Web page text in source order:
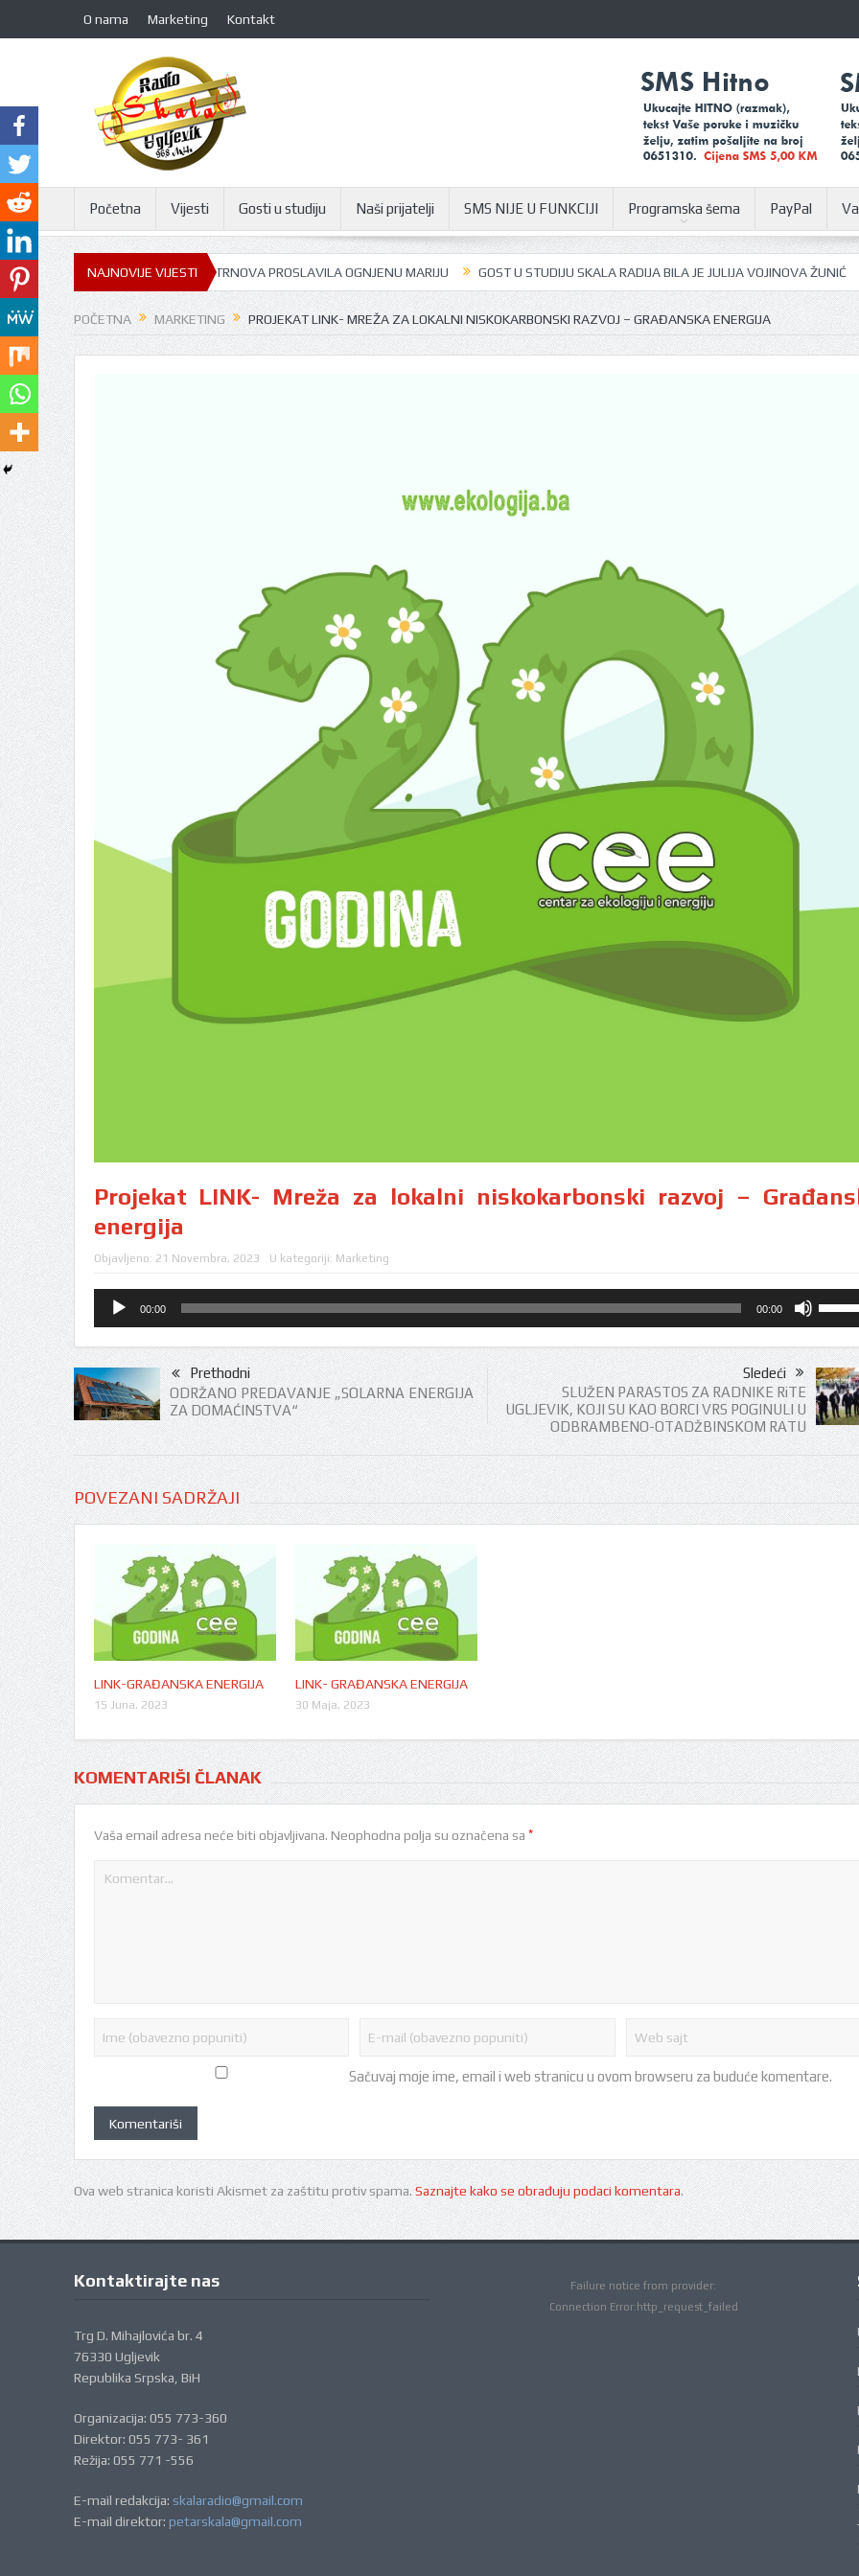
O nama Marketing Kontakt
Početna Vijesti Gosti u studiju Naši prijatelji SMS NIJE U FUNKCIJI Programska šema PayPal
NAJNOVIJE VIJESTI
FILIPA VIŠNJIĆA: GORNJA TRNOVA PROSLAVILA OGNJENU MARIJU GOST U STUDIJU SKALA RADIJA BILA JE JULIJA VOJINOVA ŽUNIĆ U
POČETNA MARKETING PROJEKAT LINK- MREŽA ZA LOKALNI NISKOKARBONSKI RAZVOJ – GRAĐANSKA ENERGIJA
Projekat LINK- Mreža za lokalni niskokarbonski razvoj –
energija
Objavljeno: 21 Novembra, 2023 U kategoriji: Marketing
Audio
Player
00:00 00:00
za
ili
tona.
Prethodni
ODRŽANO PREDAVANJE „SOLARNA ENERGIJA
ZA DOMAĆINSTVA“
Sledeći
SLUŽEN PARASTOS ZA RADNIKE RiTE
UGLJEVIK, KOJI SU KAO BORCI VRS POGINULI U
ODBRAMBENO-OTADŽBINSKOM RATU
POVEZANI SADRŽAJI
LINK-GRAĐANSKA ENERGIJA
15 Juna, 2023
LINK- GRAĐANSKA ENERGIJA
30 Maja, 2023
KOMENTARIŠI ČLANAK
Vaša email adresa neće biti objavljivana. Neophodna polja su označena sa *
Sačuvaj moje ime, email i web stranicu u ovom browseru za buduće komentare.
Ova web stranica koristi Akismet za zaštitu protiv spama. Saznajte kako se obrađuju podaci komentara.
Kontaktirajte nas
Trg D. Mihajlovića br. 4
76330 Ugljevik
Republika Srpska, BiH
Organizacija: 055 773-360
Direktor: 055 773- 361
Režija: 055 771 -556
E-mail redakcija: skalaradio@gmail.com
E-mail direktor: petarskala@gmail.com
Failure notice from provider:
Connection Error:http_request_failed